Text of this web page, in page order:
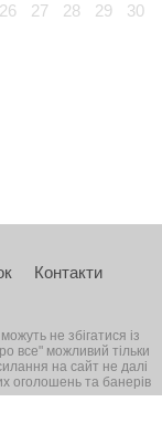
26 27 28 29
30
Контакти
не збігатися із
все" можливий тільки
на сайт не далі
оголошень та банерів